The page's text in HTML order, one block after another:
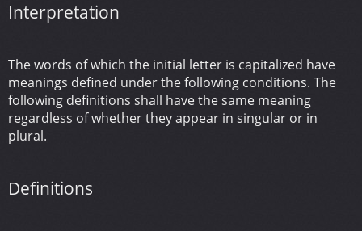
Interpretation
The words of which the initial letter is capitalized have
meanings defined under the following conditions. The
following definitions shall have the same meaning
regardless of whether they appear in singular or in
plural.
Definitions